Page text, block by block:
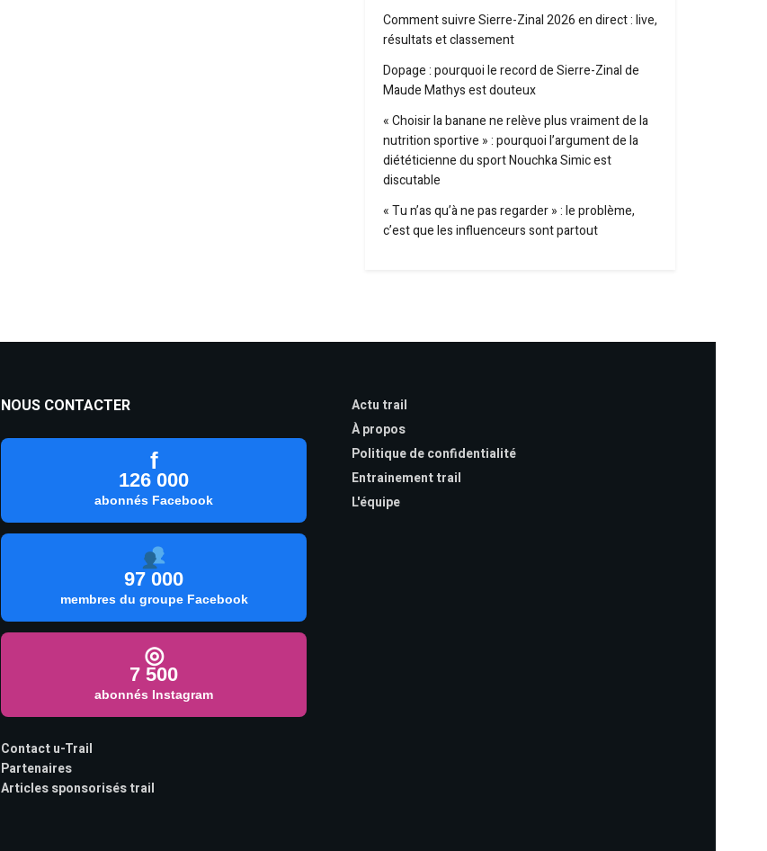
Comment suivre Sierre-Zinal 2026 en direct : live,
résultats et classement
Dopage : pourquoi le record de Sierre-Zinal de
Maude Mathys est douteux
« Choisir la banane ne relève plus vraiment de la
nutrition sportive » : pourquoi l’argument de la
diététicienne du sport Nouchka Simic est
discutable
« Tu n’as qu’à ne pas regarder » : le problème,
c’est que les influenceurs sont partout
NOUS CONTACTER
f
126 000
abonnés Facebook
97 000
membres du groupe Facebook
◎
7 500
abonnés Instagram
Contact u-Trail
Partenaires
Articles sponsorisés trail
Actu trail
À propos
Politique de confidentialité
Entrainement trail
L'équipe